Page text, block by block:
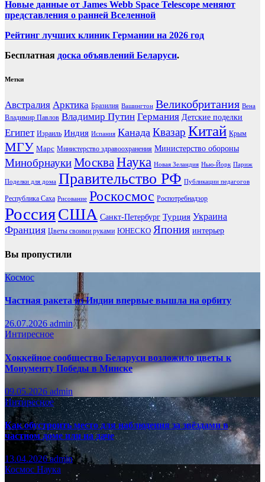
Новые данные от James Webb Space Telescope меняют
представления о ранней Вселенной
Рейтинг лучших клиник Германии на 2026 год
Бесплатная доска объявлений Беларуси.
Метки
Австралия Арктика Бразилия Вашингтон Великобритания Вена
Владимир Павлов Владимир Путин Германия Детские поделки
Египет Израиль Индия Испания Канада Квазар Китай Крым
МГУ Марс Министерство здравоохранения Министерство обороны
МинобрнаукиМоскваНаука Новая Зеландия Нью-Йорк Париж
Поделки для дома Правительство РФ Публикации педагогов
Республика Саха Рисование Роскосмос Роспотребнадзор
РоссияСША Санкт-Петербург Турция Украина
Франция Цветы своими руками ЮНЕСКО Япония интерьер
Вы пропустили
Космос
Частная ракета из Индии впервые вышла на орбиту
26.07.2026 admin
Интиресное
Хоккейное сообщество Беларуси возложило цветы к
Монументу Победы в Минске
09.05.2026 admin
Интиресное
Как обустроить место для наблюдения за звёздами в
частном доме или на даче
13.04.2026admin
Космос Наука